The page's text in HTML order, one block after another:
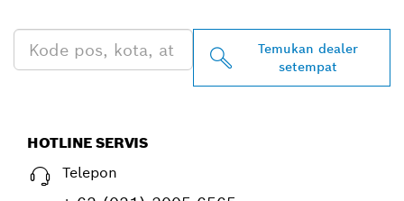
Temukan dealer
setempat
HOTLINE SERVIS
Telepon